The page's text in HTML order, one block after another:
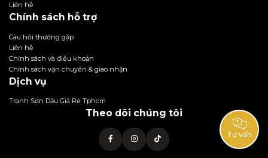
Liên hệ
Chính sách hỗ trợ
Câu hỏi thường gặp
Liên hệ
Chính sách và điều khoản
Chính sách vận chuyển & giao nhận
Dịch vụ
Tranh Sơn Dầu Giá Rẻ Tphcm
Theo dõi chúng tôi
Tư vấn